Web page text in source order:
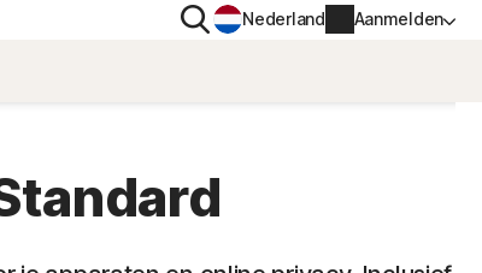
Norton AntiTrack
ZoekenNederland Aanmelden